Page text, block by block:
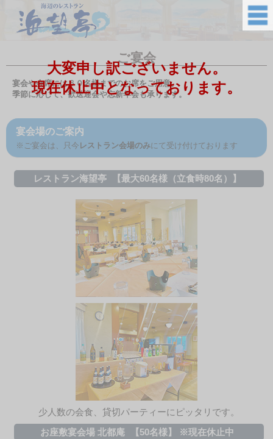
ご宴会
宴会や会席には６０名様までのお席をご用意。
季節に応じて、歓送迎会や忘新年会も承ります。
宴会場のご案内
※ご宴会は、只今 レストラン会場のみにて受け付けております
レストラン海望亭 【最大60名様（立食時80名）】
少人数の会食、貸切パーティーにピッタリです。
お座敷宴会場 北都庵
【50名様】 ※現在休止中
大変申し訳ございません。
現在休止中となっております。